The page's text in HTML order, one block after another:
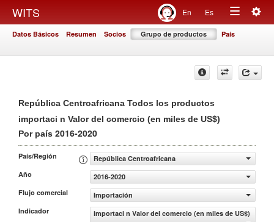
WITS En Es
Toggle
Datos Básicos Resumen Socios Grupo de productos País
República Centroafricana Todos los productos
importaci n Valor del comercio (en miles de US$)
Por país 2016-2020
País/Región
República Centroafricana
Año
2016-2020
Flujo comercial
Importación
Indicador
importaci n Valor del comercio (en miles de US$)